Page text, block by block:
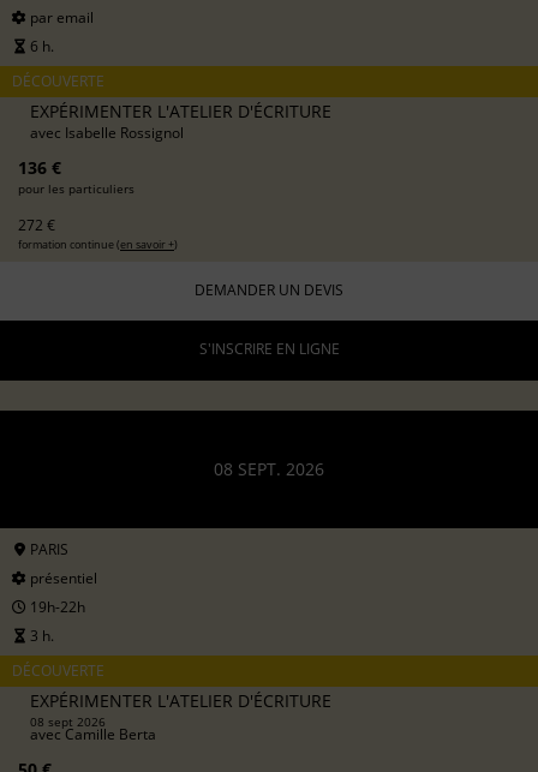
par email
6 h.
DÉCOUVERTE
EXPÉRIMENTER L'ATELIER D'ÉCRITURE
avec Isabelle Rossignol
136 €
pour les particuliers
272 €
formation continue (en savoir +)
DEMANDER UN DEVIS
S'INSCRIRE EN LIGNE
08 SEPT. 2026
PARIS
présentiel
19h-22h
3 h.
DÉCOUVERTE
EXPÉRIMENTER L'ATELIER D'ÉCRITURE
08 sept 2026
avecCamille Berta